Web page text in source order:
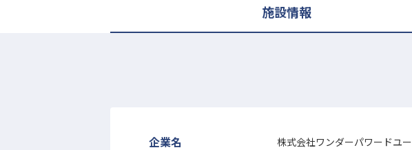
施設情報
企業名 株式会社ワンダーパワードユー